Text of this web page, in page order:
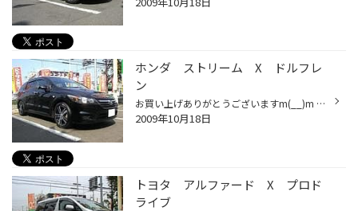
ホンダ ストリーム X ドルフレ
ン
お買い上げありがとうございますm(__)m DATA ホイール：ドルフレン コア２５１ (F)(R) 17X7.0 BP タイヤ：Playz RV (F)(R) 205/55R17 サイズ選びが難しいストリーム(+o+) お客様と一緒にホイールのマッチング計算させて 頂き、納得して購入して頂きました(^_^)v デザイン、サイズ共にバッチリです(...
2009年10月18日
トヨタ アルファード X プロド
ライブ